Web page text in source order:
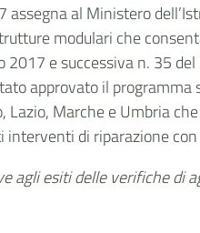
al Ministero
modulari che
2017 e successiva n. 35
approvato il
Lazio, Marche e Umbria
interventi di riparazione
agli esiti delle verifiche di